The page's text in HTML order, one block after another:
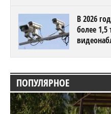
В 2026
более
ПОПУЛЯРНОЕ